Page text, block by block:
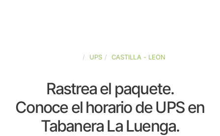
UPS CASTILLA - LEON
Rastrea el paquete.
Conoce el horario de UPS en
Tabanera La Luenga.